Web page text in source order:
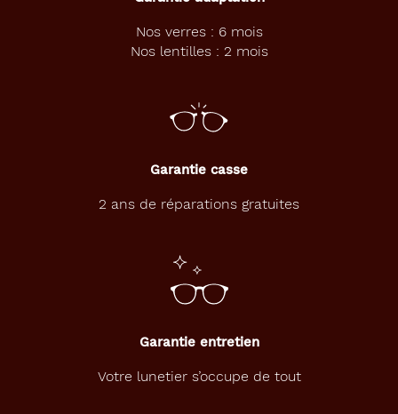
Nos verres : 6 mois
Nos lentilles : 2 mois
Garantie casse
2 ans de réparations gratuites
Garantie entretien
Votre lunetier s’occupe de tout